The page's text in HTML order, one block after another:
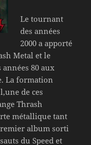
Le tournant
des années
2000 a apporté
Metal et le
80 aux
La formation
de ces
Thrash
métallique tant
album sorti
du Speed et